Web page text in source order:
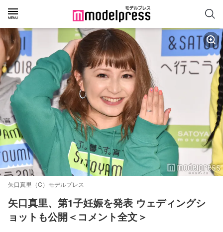
矢口真里（C）モデルプレス
矢口真里、第1子妊娠を発表 ウェディングシ
ョットも公開＜コメント全文＞